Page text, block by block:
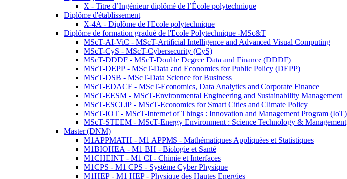
X - Titre d’Ingénieur diplômé de l’École polytechnique
Diplôme d'établissement
X-4A - Diplôme de l'Ecole polytechnique
Diplôme de formation gradué de l'Ecole Polytechnique -MSc&T
MScT-AI-ViC - MScT-Artificial Intelligence and Advanced Visual Computing
MScT-CyS - MScT-Cybersecurity (CyS)
MScT-DDDF - MScT-Double Degree Data and Finance (DDDF)
MScT-DEPP - MScT-Data and Economics for Public Policy (DEPP)
MScT-DSB - MScT-Data Science for Business
MScT-EDACF - MScT-Economics, Data Analytics and Corporate Finance
MScT-EESM - MScT-Environmental Engineering and Sustainability Management
MScT-ESCLiP - MScT-Economics for Smart Cities and Climate Policy
MScT-IOT - MScT-Internet of Things : Innovation and Management Program (IoT)
MScT-STEEM - MScT-Energy Environment : Science Technology & Management
Master (DNM)
M1APPMATH - M1 APPMS - Mathématiques Appliquées et Statistiques
M1BIOHEA - M1 BH - Biologie et Santé
M1CHEINT - M1 CI - Chimie et Interfaces
M1CPS - M1 CPS - Système Cyber Physique
M1HEP - M1 HEP - Physique des Hautes Energies